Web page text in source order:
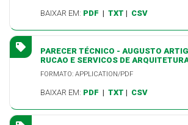
BAIXAR EM: PDF | TXT | CSV
PARECER TÉCNICO - AUGUSTO
RUCAO E SERVICOS DE
FORMATO: APPLICATION/PDF
BAIXAR EM: PDF | TXT | CSV